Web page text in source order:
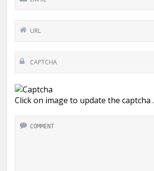
Click on image to update the captcha .